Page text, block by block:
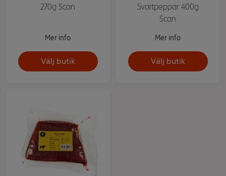
270g Scan
Mer info
Välj butik
Svartpeppar 400g
Scan
Mer info
Välj butik